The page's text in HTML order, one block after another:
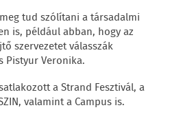
tud szólítani a társadalmi
is, például abban, hogy az
szervezetet válasszák
Pistyur Veronika.
a Strand Fesztivál, a
valamint a Campus is.